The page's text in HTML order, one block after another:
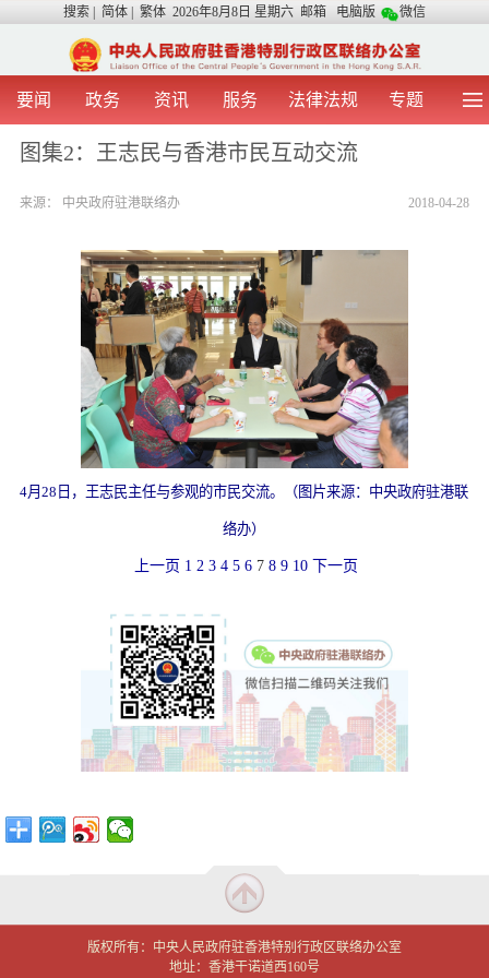
搜索 简体 繁体 2026年8月8日 星期六 邮箱 电脑版 微信
要闻 政务 资讯 服务 法律法规 专题
首 页 图 片 视 频
涉台事务 香港在线 媒体言论
图集2：王志民与香港市民互动交流
2018-04-28
来源： 中央政府驻港联络办
4月28日， 王志民主任与参观的市民交流。（图片来源：中央政府驻港联
络办）
上一页 1 2 3 4 5 6 7 8 9 10 下一页
版权所有：中央人民政府驻香港特别行政区联络办公室
地址：香港干诺道西160号